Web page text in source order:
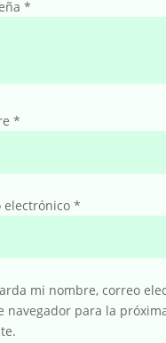
*
*
electrónico *
mi nombre, correo
navegador para la